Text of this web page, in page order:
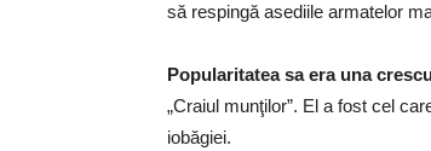
să respingă asediile armatelor
Popularitatea sa era una
„Craiul munţilor”. El a fost cel
iobăgiei.